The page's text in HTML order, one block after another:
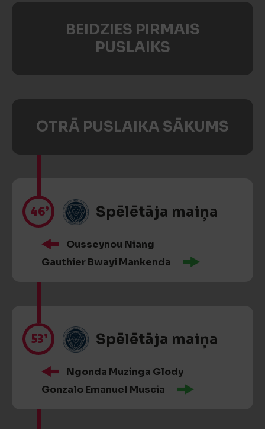
BEIDZIES PIRMAIS
PUSLAIKS
OTRĀ PUSLAIKA SĀKUMS
46’ Spēlētāja maiņa
Ousseynou Niang
Gauthier Bwayi Mankenda
53’ Spēlētāja maiņa
Ngonda Muzinga Glody
Gonzalo Emanuel Muscia